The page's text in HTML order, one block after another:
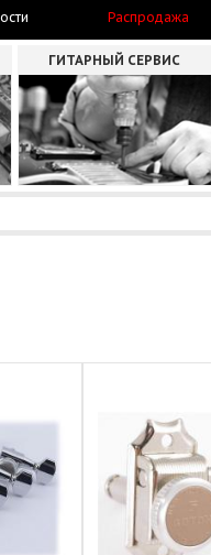
Распродажа
ГИТАРНЫЙ СЕРВИС